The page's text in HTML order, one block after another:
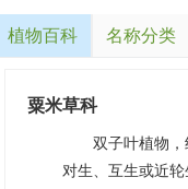
植物百科 名称分类
粟米草科
双子叶植物
对生、互生或近